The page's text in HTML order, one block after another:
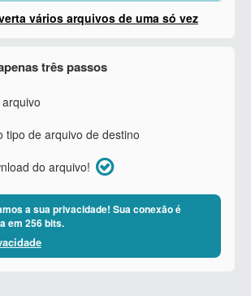
vários arquivos de uma só vez
três passos
tipo de arquivo de destino
do arquivo!
a sua privacidade! Sua conexão é
em 256 bits.